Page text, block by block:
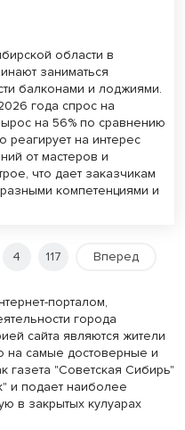
области в
заниматься
балконами и лоджиями.
года спрос на
на 56% по сравнению
реагирует на интерес
от мастеров и
что дает заказчикам
компетенциями и
4 117 Вперед
порталом,
города
сайта являются жители
на самые достоверные и
газета "Советская Сибирь"
и подает наиболее
в закрытых кулуарах